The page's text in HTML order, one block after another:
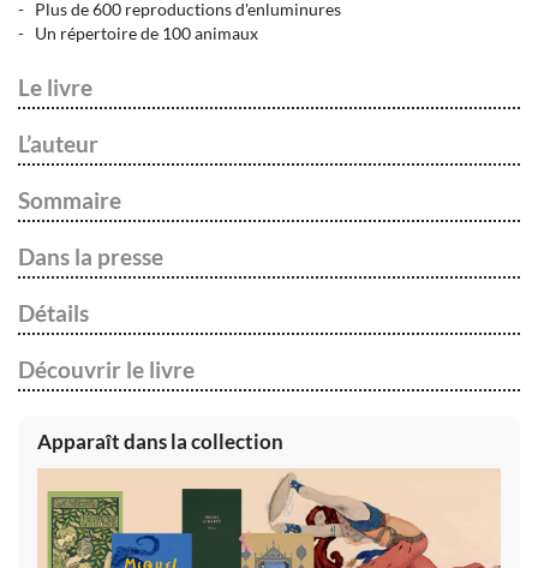
Plus de 600 reproductions d'enluminures
Un répertoire de 100 animaux
Le livre
L’auteur
Sommaire
Dans la presse
Détails
Découvrir le livre
Apparaît dans la collection